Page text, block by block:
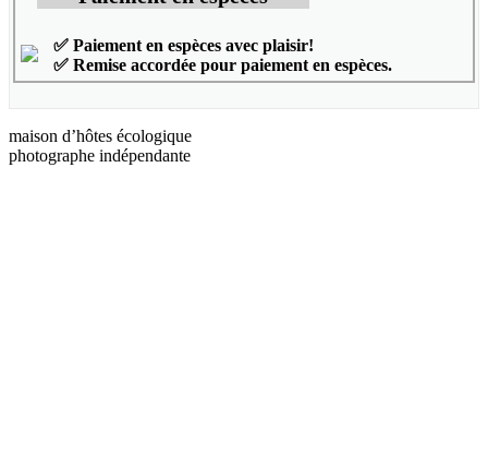
✅ Paiement en espèces avec plaisir!
✅ Remise accordée pour paiement en espèces.
maison d’hôtes écologique
photographe indépendante